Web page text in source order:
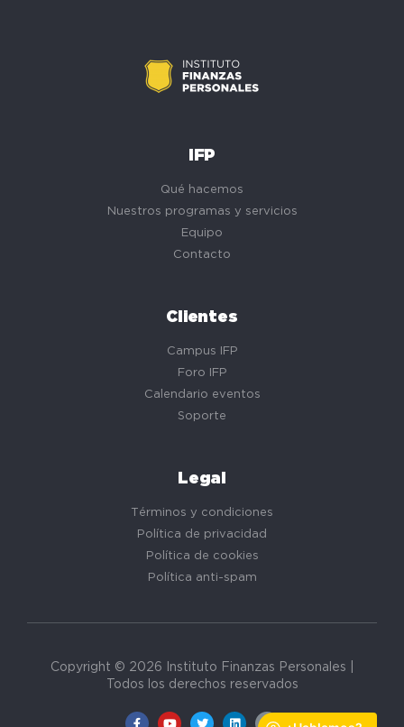
IFP
Qué hacemos
Nuestros programas y servicios
Equipo
Contacto
Clientes
Campus IFP
Foro IFP
Calendario eventos
Soporte
Legal
Términos y condiciones
Política de privacidad
Política de cookies
Política anti-spam
Copyright © 2026 Instituto Finanzas Personales |
Todos los derechos reservados